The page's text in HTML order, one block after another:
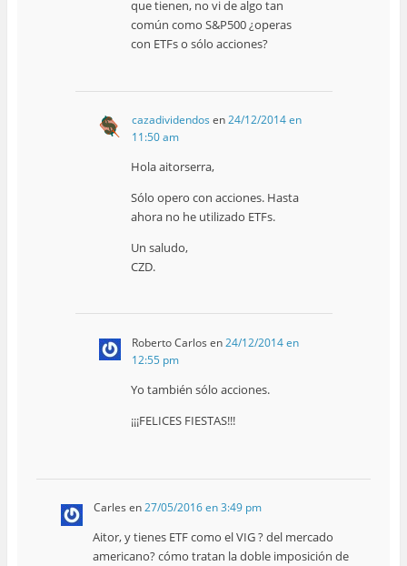
que tienen, no vi de algo tan
común como S&P500 ¿operas
con ETFs o sólo acciones?
cazadividendos en24/12/2014 en
11:50 am
Hola aitorserra,
Sólo opero con acciones. Hasta
ahora no he utilizado ETFs.
Un saludo,
CZD.
Roberto Carlos en24/12/2014 en
12:55 pm
Yo también sólo acciones.
¡¡¡FELICES FIESTAS!!!
Carles en27/05/2016 en 3:49 pm
Aitor, y tienes ETF como el VIG ? del mercado
americano? cómo tratan la doble imposición de